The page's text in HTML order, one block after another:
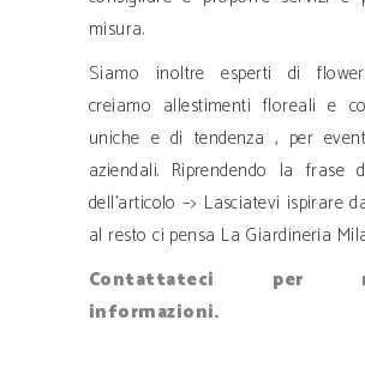
misura.
Siamo inoltre esperti di
creiamo allestimenti floreali e
uniche e di tendenza , per
aziendali. Riprendendo la frase
dell’articolo –> Lasciatevi ispirare
al resto ci pensa La Giardineria
Contattateci per
informazioni.